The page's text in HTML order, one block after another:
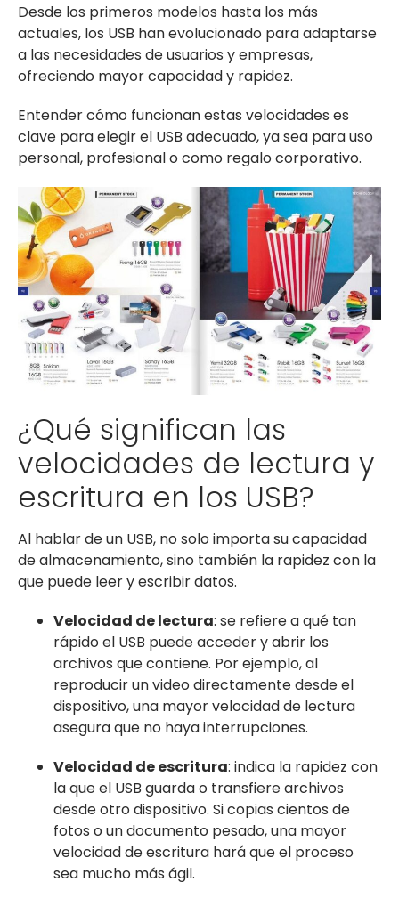
Desde los primeros modelos hasta los más
actuales, los USB han evolucionado para adaptarse
a las necesidades de usuarios y empresas,
ofreciendo mayor capacidad y rapidez.
Entender cómo funcionan estas velocidades es
clave para elegir el USB adecuado, ya sea para uso
personal, profesional o como regalo corporativo.
¿Qué significan las
velocidades de lectura y
escritura en los USB?
Al hablar de un USB, no solo importa su capacidad
de almacenamiento, sino también la rapidez con la
que puede leer y escribir datos.
Velocidad de lectura: se refiere a qué tan
rápido el USB puede acceder y abrir los
archivos que contiene. Por ejemplo, al
reproducir un video directamente desde el
dispositivo, una mayor velocidad de lectura
asegura que no haya interrupciones.
Velocidad de escritura: indica la rapidez con
la que el USB guarda o transfiere archivos
desde otro dispositivo. Si copias cientos de
fotos o un documento pesado, una mayor
velocidad de escritura hará que el proceso
sea mucho más ágil.